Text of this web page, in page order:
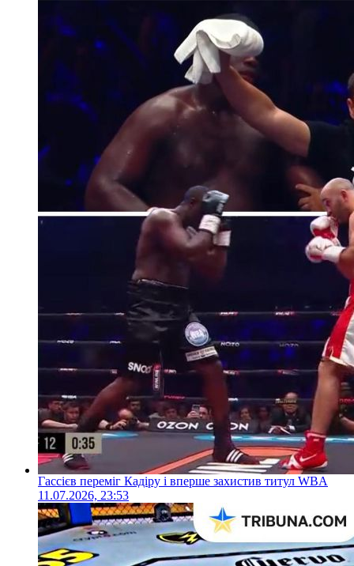
Гассієв переміг Кадіру і вперше захистив титул WBA
11.07.2026, 23:53